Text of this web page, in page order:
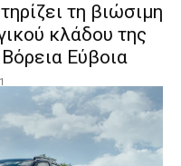
τη βιώσιμη
κλάδου της
Εύβοια